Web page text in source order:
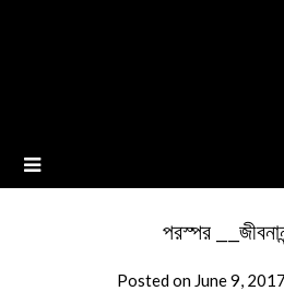
পরস্পর
Posted on June 9, 2017